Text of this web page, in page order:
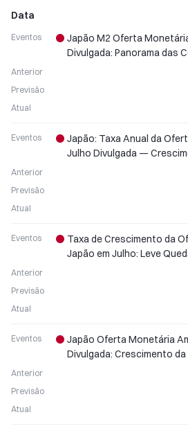
Data
Eventos
Japão M2 Oferta
Divulgada: Panorama das
Anterior
Previsão
Atual
Eventos
Japão: Taxa Anual da
Julho Divulgada —
Anterior
Previsão
Atual
Eventos
Taxa de Crescimento da
Japão em Julho: Leve
Anterior
Previsão
Atual
Eventos
Japão Oferta Monetária
Divulgada: Crescimento
Anterior
Previsão
Atual